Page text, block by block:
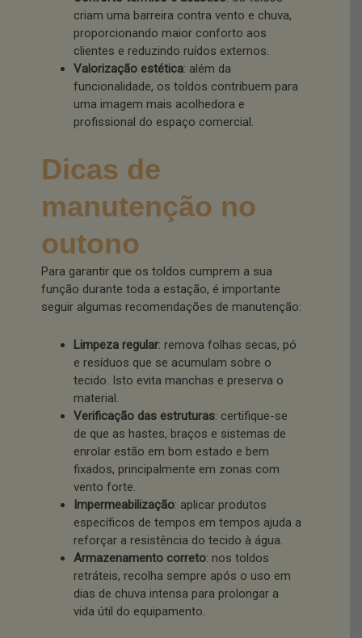
criam uma barreira contra vento e chuva,
proporcionando maior conforto aos
clientes e reduzindo ruídos externos.
Valorização estética: além da
funcionalidade, os toldos contribuem para
uma imagem mais acolhedora e
profissional do espaço comercial.
Dicas de
manutenção no
outono
Para garantir que os toldos cumprem a sua
função durante toda a estação, é importante
seguir algumas recomendações de manutenção:
Limpeza regular: remova folhas secas, pó
e resíduos que se acumulam sobre o
tecido. Isto evita manchas e preserva o
material.
Verificação das estruturas: certifique-se
de que as hastes, braços e sistemas de
enrolar estão em bom estado e bem
fixados, principalmente em zonas com
vento forte.
Impermeabilização: aplicar produtos
específicos de tempos em tempos ajuda a
reforçar a resistência do tecido à água.
Armazenamento correto: nos toldos
retráteis, recolha sempre após o uso em
dias de chuva intensa para prolongar a
vida útil do equipamento.